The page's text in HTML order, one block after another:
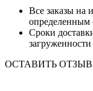
Все заказы на
определенным
Сроки
ОСТАВИТЬ ОТЗЫВ